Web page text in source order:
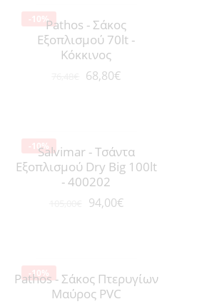
-10%Pathos - Σάκος
Εξοπλισμού 70lt -
Κόκκινος
68,80€
-10%Salvimar - Τσάντα
Εξοπλισμού Dry Big 100lt
- 400202
94,00€
-10%
Pathos - Σάκος Πτερυγίων
Μαύρος PVC